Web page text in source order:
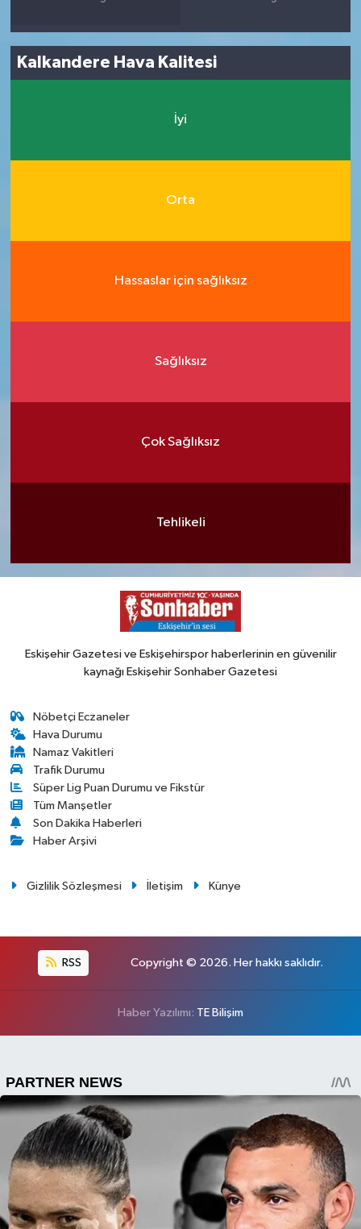
Kalkandere Hava Kalitesi
İyi
Orta
Hassaslar için sağlıksız
Sağlıksız
Çok Sağlıksız
Tehlikeli
Eskişehir Gazetesi ve Eskişehirspor haberlerinin en güvenilir
kaynağı Eskişehir Sonhaber Gazetesi
Nöbetçi Eczaneler
Hava Durumu
Namaz Vakitleri
Trafik Durumu
Süper Lig Puan Durumu ve Fikstür
Tüm Manşetler
Son Dakika Haberleri
Haber Arşivi
Gizlilik Sözleşmesi İletişim Künye
RSS Copyright © 2026. Her hakkı saklıdır.
Haber Yazılımı: TE Bilişim